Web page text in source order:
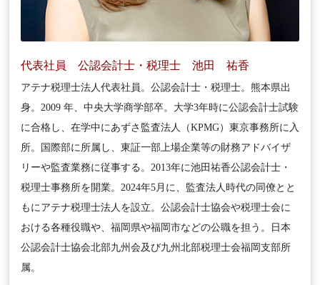
代表社員 公認会計士・税理士 池田 祐香
アテナ税理士法人代表社員。公認会計士・税理士。熊本県出
身。2009 年、中央大学商学部卒。大学3年時に公認会計士試験
に合格し、在学中にあずさ監査法人（KPMG）東京事務所に入
所。国際部に所属し、東証一部上場企業等の財務アドバイザ
リーや監査業務に従事する。2013年に池田祐香公認会計士・
税理士事務所を開業。2024年5月に、監査法人時代の同僚とと
もにアテナ税理士法人を設立。公認会計士協会や税理士会に
おける各種役職や、福岡県や福岡市などの公職を担う。日本
公認会計士協会北部九州会及び九州北部税理士会福岡支部所
属。